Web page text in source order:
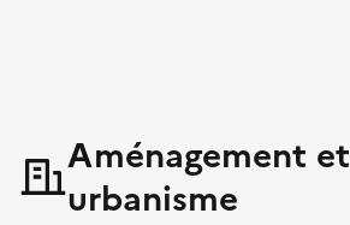
Aménagement et
urbanisme